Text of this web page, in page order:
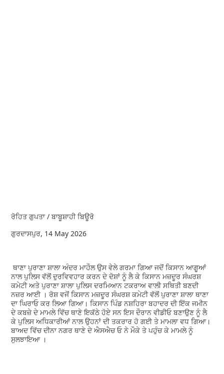
ਰੋਹਿਤ ਗੁਪਤਾ / ਬਾਬੂਸ਼ਾਹੀ ਬਿਊਰੋ
ਗੁਰਦਾਸਪੁਰ, 14 May 2026
ਥਾਣਾ ਪੁਰਾਣਾ ਸ਼ਾਲਾ ਅੰਦਰ ਮਾਹੌਲ ਉਸ ਵੇਲੇ ਗਰਮਾ ਗਿਆ ਜਦੋਂ ਕਿਸਾਨ ਆਗੂਆਂ
ਨਾਲ ਪੁਲਿਸ ਵੱਲੋਂ ਦੁਰਵਿਵਹਾਰ ਕਰਨ ਦੇ ਦੋਸ਼ਾਂ ਨੂੰ ਲੈ ਕੇ ਕਿਸਾਨ ਮਜ਼ਦੂਰ ਸੰਘਰਸ਼
ਕਮੇਟੀ ਅਤੇ ਪੁਰਾਣਾ ਸ਼ਾਲਾ ਪੁਲਿਸ ਦਰਮਿਆਨ ਟਕਰਾਅ ਵਾਲੀ ਸਥਿਤੀ ਬਣਦੀ
ਨਜ਼ਰ ਆਈ । ਰੋਸ਼ ਵਜੋਂ ਕਿਸਾਨ ਮਜ਼ਦੂਰ ਸੰਘਰਸ਼ ਕਮੇਟੀ ਵੱਲੋਂ ਪੁਰਾਣਾ ਸ਼ਾਲਾ ਥਾਣਾ
ਦਾ ਘਿਰਾਓ ਕਰ ਲਿਆ ਗਿਆ। ਕਿਸਾਨ ਪਿੰਡ ਨਸ਼ਹਿਰਾ ਬਹਾਦਰ ਦੀ ਇੱਕ ਜਮੀਨ
ਦੇ ਕਬਜ਼ੇ ਦੇ ਮਾਮਲੇ ਵਿੱਚ ਥਾਣੇ ਇਕੱਠੇ ਹੋਏ ਸਨ ਇਸ ਦੌਰਾਨ ਵੀਡੀਓ ਬਣਾਉਣ ਨੂੰ ਲੈ
ਕੇ ਪੁਲਿਸ ਅਧਿਕਾਰੀਆਂ ਨਾਲ ਉਹਨਾਂ ਦੀ ਤਕਰਾਰ ਹੋ ਗਈ ਤੇ ਮਾਮਲਾ ਵਧ ਗਿਆ।
ਬਾਅਦ ਵਿੱਚ ਦੀਨਾ ਨਗਰ ਥਾਣੇ ਦੇ ਐਸਐਚ ਓ ਨੇ ਮੌਕੇ ਤੇ ਪਹੁੰਚ ਕੇ ਮਾਮਲੇ ਨੂੰ
ਸੁਲਝਾਇਆ ।